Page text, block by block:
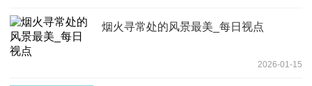
烟火寻常处的风景最美_每日视点
2026-01-15